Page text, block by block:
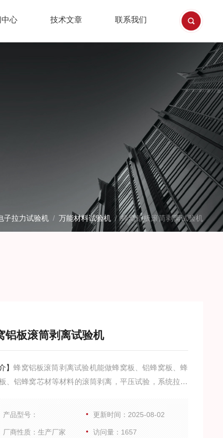
心 技术文章 联系我们
子拉力试验机/ 万能材料试验机/ 蜂窝铝板滚筒剥离试验机
铝板滚筒剥离试验机
】蜂窝铝板滚筒剥离试验机能做蜂窝板、铝蜂窝板、蜂
、铝蜂窝芯材等材料的滚筒剥离，平压试验，系统拉剪
产品型号： 更新时间：2025-08-02
厂商性质：生产厂家 访问量：1657